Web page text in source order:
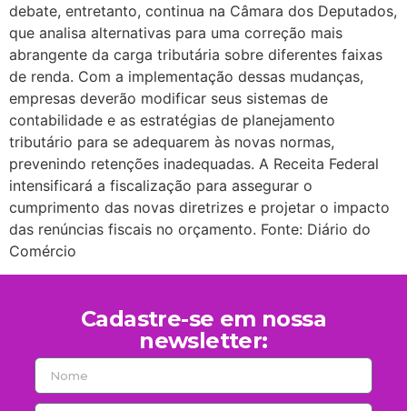
debate, entretanto, continua na Câmara dos Deputados,
que analisa alternativas para uma correção mais
abrangente da carga tributária sobre diferentes faixas
de renda. Com a implementação dessas mudanças,
empresas deverão modificar seus sistemas de
contabilidade e as estratégias de planejamento
tributário para se adequarem às novas normas,
prevenindo retenções inadequadas. A Receita Federal
intensificará a fiscalização para assegurar o
cumprimento das novas diretrizes e projetar o impacto
das renúncias fiscais no orçamento. Fonte: Diário do
Comércio
Cadastre-se em nossa
newsletter: